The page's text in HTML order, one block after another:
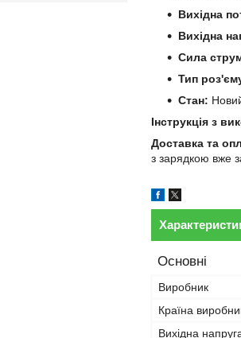
Вихідна
Вихідна
Сила
Тип
Стан:
Інструкція з
Доставка та
з зарядкою вже
Основні
Виробник
Країна
Вихідна